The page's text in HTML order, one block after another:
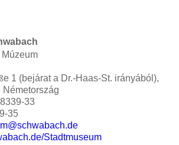
ße 1 (bejárat a Dr.-Haas-St. irányából),
33
35
Stadtmuseum